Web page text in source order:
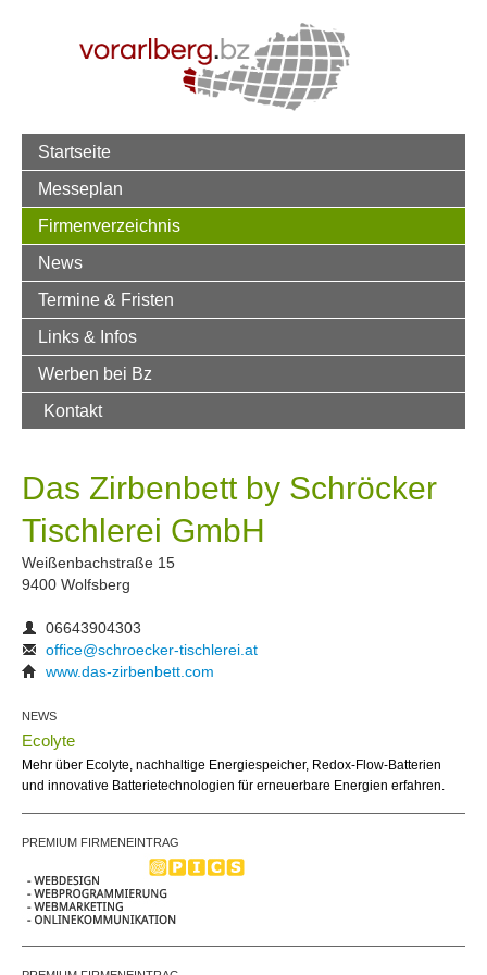
Startseite
Messeplan
Firmenverzeichnis
News
Termine & Fristen
Links & Infos
Werben bei Bz
Kontakt
Das Zirbenbett by Schröcker
Tischlerei GmbH
Weißenbachstraße 15
9400 Wolfsberg
06643904303
office@schroecker-tischlerei.at
www.das-zirbenbett.com
NEWS
Ecolyte
Mehr über Ecolyte, nachhaltige Energiespeicher, Redox-Flow-Batterien
und innovative Batterietechnologien für erneuerbare Energien erfahren.
PREMIUM FIRMENEINTRAG